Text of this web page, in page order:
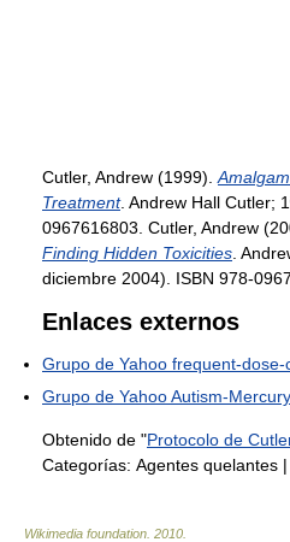
Cutler, Andrew (1999).
Treatment. Andrew Hall Cutler;
0967616803. Cutler, Andrew
Finding Hidden Toxicities .
diciembre 2004). ISBN 978-
Enlaces externos
Grupo de Yahoo frequent-dose-
Grupo de Yahoo Autism-Mercury
Obtenido de "Protocolo de
Categorías: Agentes quelantes |
Wikimedia foundation 2010